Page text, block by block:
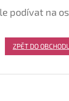
podívat na
ZPĚT DO